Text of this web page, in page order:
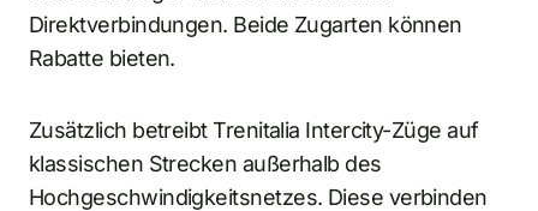
Direktverbindungen. Beide Zugarten können
Rabatte bieten.
Zusätzlich betreibt Trenitalia Intercity-Züge auf
klassischen Strecken außerhalb des
Hochgeschwindigkeitsnetzes. Diese verbinden